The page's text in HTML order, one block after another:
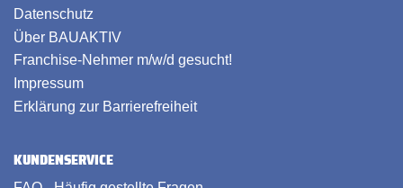
Datenschutz
Über BAUAKTIV
Franchise-Nehmer m/w/d gesucht!
Impressum
Erklärung zur Barrierefreiheit
KUNDENSERVICE